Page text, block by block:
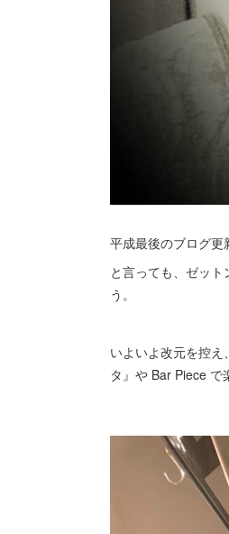
平成最後のブログ更
と言っても、ゼッ
う。
いよいよ改元を控
タ』や Bar Piece で